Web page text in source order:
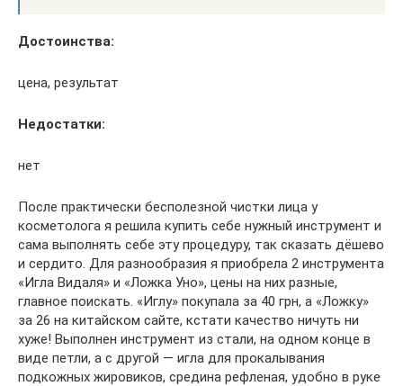
Достоинства:
цена, результат
Недостатки:
нет
После практически бесполезной чистки лица у
косметолога я решила купить себе нужный инструмент и
сама выполнять себе эту процедуру, так сказать дёшево
и сердито. Для разнообразия я приобрела 2 инструмента
«Игла Видаля» и «Ложка Уно», цены на них разные,
главное поискать. «Иглу» покупала за 40 грн, а «Ложку»
за 26 на китайском сайте, кстати качество ничуть ни
хуже! Выполнен инструмент из стали, на одном конце в
виде петли, а с другой — игла для прокалывания
подкожных жировиков, средина рефленая, удобно в руке